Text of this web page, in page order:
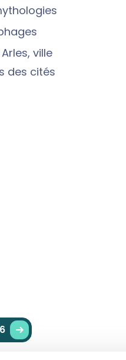
ville
des cités